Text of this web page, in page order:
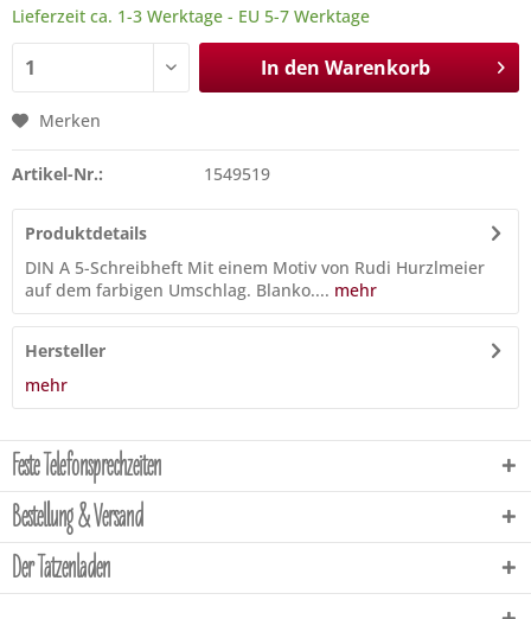
Lieferzeit ca. 1-3 Werktage - EU 5-7 Werktage
In den Warenkorb
Merken
Artikel-Nr.: 1549519
Produktdetails
DIN A 5-Schreibheft Mit einem Motiv von Rudi Hurzlmeier
auf dem farbigen Umschlag. Blanko.... mehr
Hersteller
mehr
Feste Telefonsprechzeiten
Bestellung & Versand
Der Tatzenladen